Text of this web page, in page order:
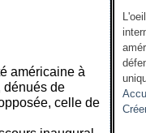
américaine à
dénués de
celle de